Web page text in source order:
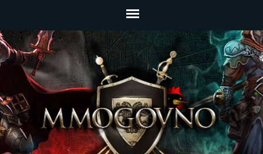
Главное
меню
Jump to navigation